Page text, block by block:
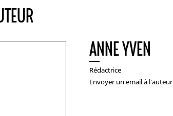
ANNE YVEN
Rédactrice
Envoyer un email à l'auteur